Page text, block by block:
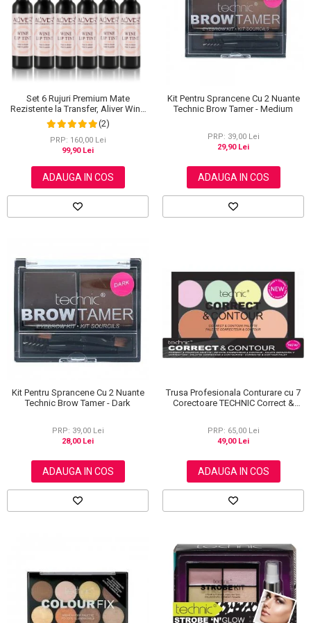
Scrub / Balsam de buze
Netestate pe Animale
Set 6 Rujuri Premium Mate
Rezistente la Transfer, Aliver Wine
Lip Tint Waterproof, 7 g X 6 buc
(2)
PRP: 160,00 Lei
99,90 Lei
ADAUGA IN COS
Kit Pentru Sprancene Cu 2 Nuante
Technic Brow Tamer - Medium
PRP: 39,00 Lei
29,90 Lei
ADAUGA IN COS
Kit Pentru Sprancene Cu 2 Nuante
Technic Brow Tamer - Dark
PRP: 39,00 Lei
28,00 Lei
ADAUGA IN COS
Trusa Profesionala Conturare cu 7
Corectoare TECHNIC Correct &
PRP: 65,00 Lei
49,00 Lei
ADAUGA IN COS